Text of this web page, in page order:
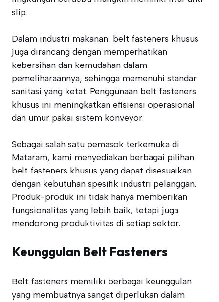
slip.
Dalam industri makanan, belt fasteners khusus
juga dirancang dengan memperhatikan
kebersihan dan kemudahan dalam
pemeliharaannya, sehingga memenuhi standar
sanitasi yang ketat. Penggunaan belt fasteners
khusus ini meningkatkan efisiensi operasional
dan umur pakai sistem konveyor.
Sebagai salah satu pemasok terkemuka di
Mataram, kami menyediakan berbagai pilihan
belt fasteners khusus yang dapat disesuaikan
dengan kebutuhan spesifik industri pelanggan.
Produk-produk ini tidak hanya memberikan
fungsionalitas yang lebih baik, tetapi juga
mendorong produktivitas di setiap sektor.
Keunggulan Belt Fasteners
Belt fasteners memiliki berbagai keunggulan
yang membuatnya sangat diperlukan dalam